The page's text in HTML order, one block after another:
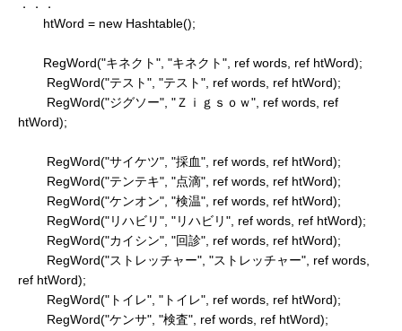
．．．
htWord = new Hashtable();
RegWord("キネクト", "キネクト", ref words, ref htWord);
RegWord("テスト", "テスト", ref words, ref htWord);
RegWord("ジグソー", "Ｚｉｇｓｏｗ", ref words, ref
htWord);
RegWord("サイケツ", "採血", ref words, ref htWord);
RegWord("テンテキ", "点滴", ref words, ref htWord);
RegWord("ケンオン", "検温", ref words, ref htWord);
RegWord("リハビリ", "リハビリ", ref words, ref htWord);
RegWord("カイシン", "回診", ref words, ref htWord);
RegWord("ストレッチャー", "ストレッチャー", ref words,
ref htWord);
RegWord("トイレ", "トイレ", ref words, ref htWord);
RegWord("ケンサ", "検査", ref words, ref htWord);